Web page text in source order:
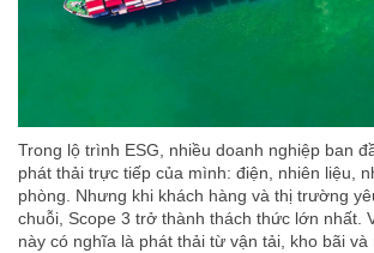
Trong lộ trình ESG, nhiều doanh nghiệp ban
phát thải trực tiếp của mình: điện, nhiên liệu,
phòng. Nhưng khi khách hàng và thị trường
chuỗi, Scope 3 trở thành thách thức lớn nhất.
này có nghĩa là phát thải từ vận tải, kho bãi và